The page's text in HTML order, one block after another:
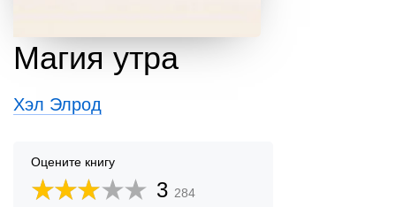
Магия утра
Хэл Элрод
Оцените книгу
3 284